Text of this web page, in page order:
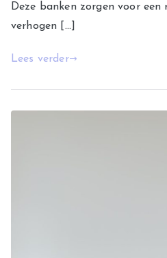
Deze banken zorgen voor
verhogen […]
Lees verder